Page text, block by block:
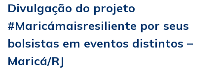
Divulgação do projeto
#Maricámaisresiliente por seus
bolsistas em eventos distintos –
Maricá/RJ